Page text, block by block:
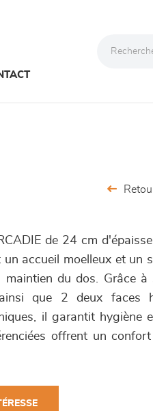
de 24 cm
accueil moelleux et un
maintien du dos. Grâce
que 2 deux faces
il garantit hygiène
offrent un